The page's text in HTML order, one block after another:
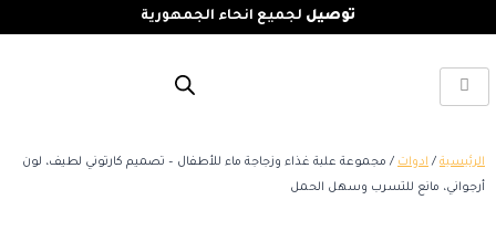
توصيل لجميع انحاء الجمهورية
الرئيسية / ادوات / مجموعة علبة غذاء وزجاجة ماء للأطفال – تصميم كارتوني لطيف، لون
أرجواني، مانع للتسرب وسهل الحمل